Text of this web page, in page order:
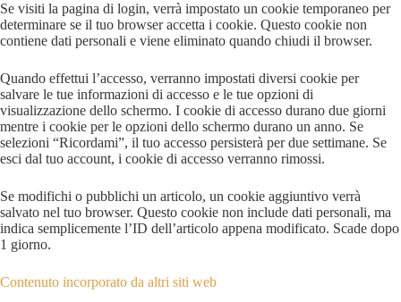
Se visiti la pagina di login, verrà impostato un cookie temporaneo per
determinare se il tuo browser accetta i cookie. Questo cookie non
contiene dati personali e viene eliminato quando chiudi il browser.
Quando effettui l’accesso, verranno impostati diversi cookie per
salvare le tue informazioni di accesso e le tue opzioni di
visualizzazione dello schermo. I cookie di accesso durano due giorni
mentre i cookie per le opzioni dello schermo durano un anno. Se
selezioni “Ricordami”, il tuo accesso persisterà per due settimane. Se
esci dal tuo account, i cookie di accesso verranno rimossi.
Se modifichi o pubblichi un articolo, un cookie aggiuntivo verrà
salvato nel tuo browser. Questo cookie non include dati personali, ma
indica semplicemente l’ID dell’articolo appena modificato. Scade dopo
1 giorno.
Contenuto incorporato da altri siti web